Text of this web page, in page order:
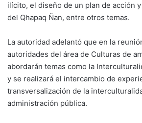
ilícito, el diseño de un plan de acción
del Qhapaq Ñan, entre otros temas.
La autoridad adelantó que en la
autoridades del área de Culturas de
abordarán temas como la
y se realizará el intercambio de
transversalización de la
administración pública.